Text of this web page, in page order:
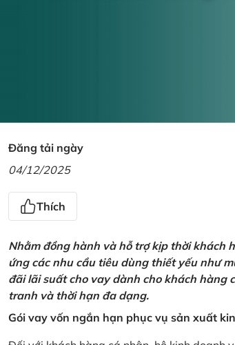
Đăng tải ngày
04/12/2025
Thích
Nhằm đồng hành và hỗ trợ kịp thời khách
ứng các nhu cầu tiêu dùng thiết yếu như
đãi lãi suất cho vay dành cho khách hàng
tranh và thời hạn đa dạng.
Gói vay vốn ngắn hạn phục vụ sản xuất